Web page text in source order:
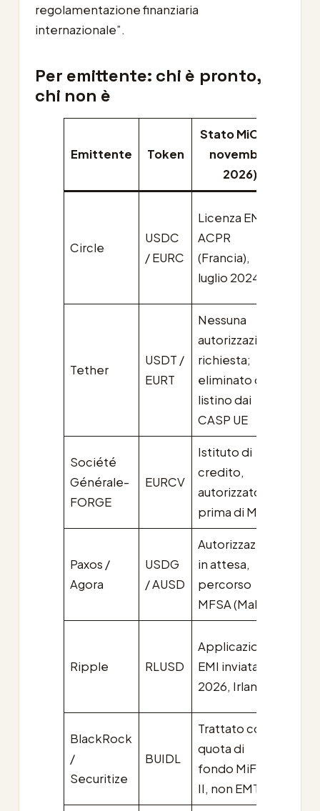
regolamentazione finanziaria
internazionale”.
Per emittente: chi è pronto,
chi non è
Emittente Token
Stato MiCA (a
novembre
2026)
Circle
USDC
/ EURC
Licenza EMI,
ACPR
(Francia),
luglio 2024
Tether
USDT /
EURT
Nessuna
autorizzazione
richiesta;
eliminato da
listino dai
CASP UE
Société
Générale-
FORGE
EURCV
Istituto di
credito,
autorizzato
prima di MiCA
Paxos /
Agora
USDG
/ AUSD
Autorizzazione
in attesa,
percorso
MFSA (Malta)
Ripple RLUSD
Applicazione
EMI inviata Q1
2026, Irlanda
BlackRock
/
Securitize
BUIDL
Trattato come
quota di
fondo MiFID
II, non EMT